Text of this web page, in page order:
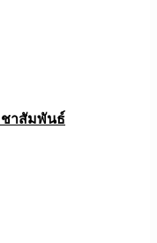
ชาสัมพันธ์